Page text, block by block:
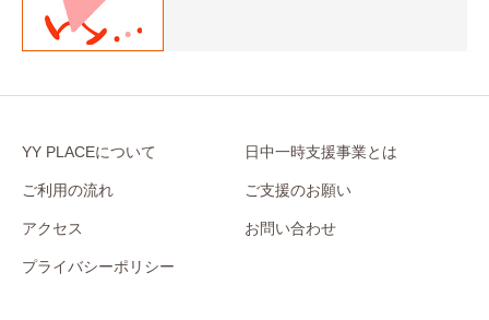
YY PLACEについて 日中一時支援事業とは
ご利用の流れ ご支援のお願い
アクセス お問い合わせ
プライバシーポリシー